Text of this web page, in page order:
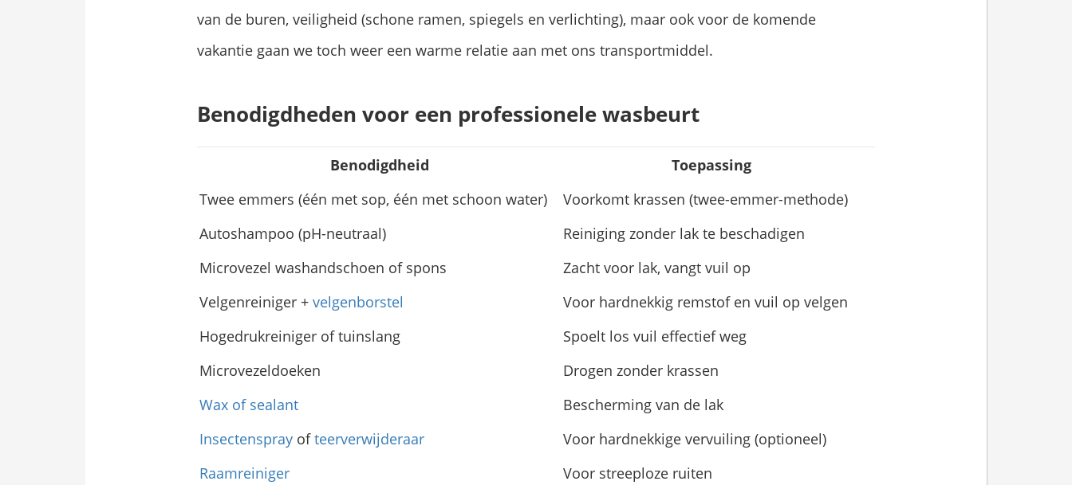
van de buren, veiligheid (schone ramen, spiegels en verlichting), maar ook voor de komende
vakantie gaan we toch weer een warme relatie aan met ons transportmiddel.
Benodigdheden voor een professionele wasbeurt
Benodigdheid
Toepassing
Twee emmers (één met sop, één met schoon water)
Voorkomt krassen (twee-emmer-methode)
Autoshampoo (pH-neutraal)
Reiniging zonder lak te beschadigen
Microvezel washandschoen of spons
Zacht voor lak, vangt vuil op
Velgenreiniger + velgenborstel
Voor hardnekkig remstof en vuil op velgen
Hogedrukreiniger of tuinslang
Spoelt los vuil effectief weg
Microvezeldoeken
Drogen zonder krassen
Wax of sealant
Bescherming van de lak
Insectenspray ofteerverwijderaar
Voor hardnekkige vervuiling (optioneel)
Raamreiniger
Voor streeploze ruiten